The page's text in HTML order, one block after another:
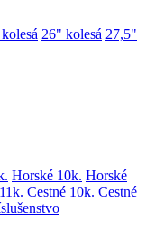
26" kolesá 27,5"
Horské 10k. Horské
Cestné 10k. Cestné